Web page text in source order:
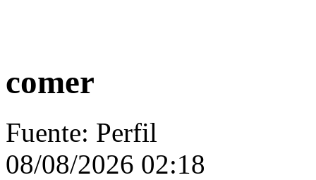
comer
Fuente: Perfil
08/08/2026 02:18